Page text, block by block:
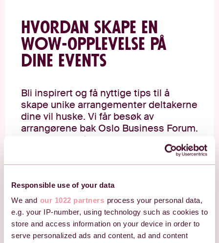
Responsible use of your data
We and our 1022 partners process your personal data,
e.g. your IP-number, using technology such as cookies to
store and access information on your device in order to
serve personalized ads and content, ad and content
Hvordan skape en
WOW-opplevelse på
dine events
Bli inspirert og få nyttige tips til å
skape unike arrangementer deltakerne
dine vil huske. Vi får besøk av
arrangørene bak Oslo Business Forum.
Andreas Kustås fra Oslo Business
Forum og Andreas Ljones fra Flow
Event deler. sine beste tips og